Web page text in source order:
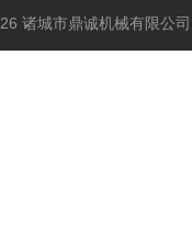
诸城市鼎诚机械有限公司